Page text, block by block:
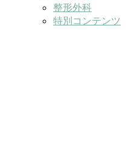
整形外科
特別コンテンツ